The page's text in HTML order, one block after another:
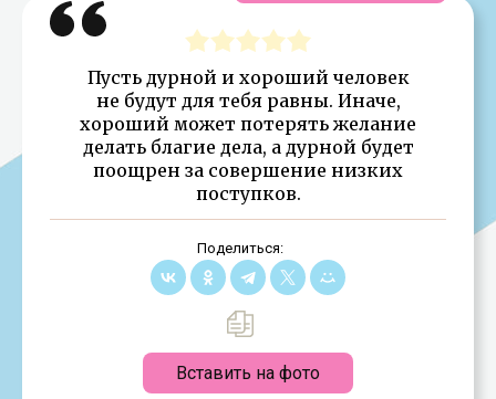
Пусть дурной и хороший человек
не будут для тебя равны. Иначе,
хороший может потерять желание
делать благие дела, а дурной будет
поощрен за совершение низких
поступков.
Поделиться:
Вставить на фото